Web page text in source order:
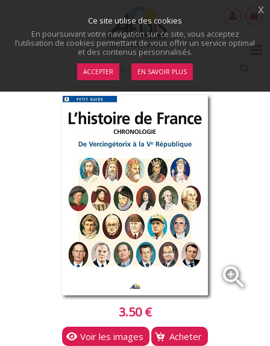
zoom_in
3.50 €
Voir les images Acheter
Ce site utilise des cookies
En poursuivant votre navigation sur ce site, vous acceptez
l’utilisation de cookies permettant de vous offrir un service optimal
et des contenus personnalisés.
ACCEPTER EN SAVOIR PLUS
x